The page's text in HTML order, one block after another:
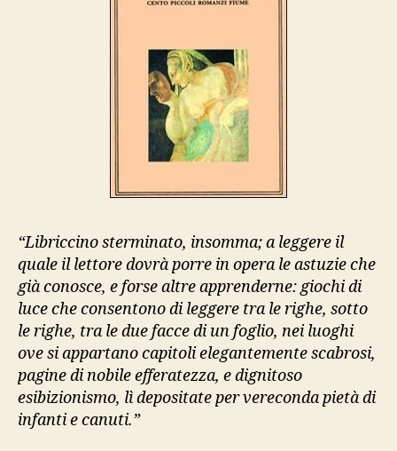
“Libriccino sterminato, insomma; a leggere il
quale il lettore dovrà porre in opera le astuzie che
già conosce, e forse altre apprenderne: giochi di
luce che consentono di leggere tra le righe, sotto
le righe, tra le due facce di un foglio, nei luoghi
ove si appartano capitoli elegantemente scabrosi,
pagine di nobile efferatezza, e dignitoso
esibizionismo, lì depositate per vereconda pietà di
infanti e canuti.”